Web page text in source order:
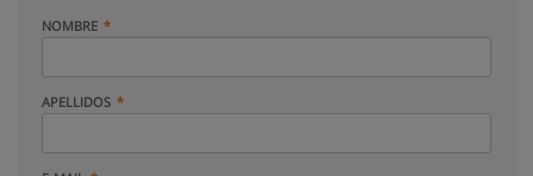
NOMBRE
APELLIDOS